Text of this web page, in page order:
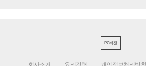
PC버전